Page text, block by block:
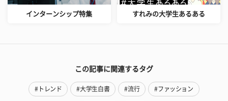
インターンシップ特集 すれみの大学生あるある
この記事に関連するタグ
#トレンド #大学生白書 #流行 #ファッション